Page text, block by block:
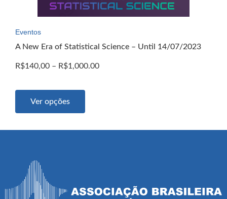
Eventos
A New Era of Statistical Science – Until 14/07/2023
R$140,00 – R$1,000.00
Ver opções